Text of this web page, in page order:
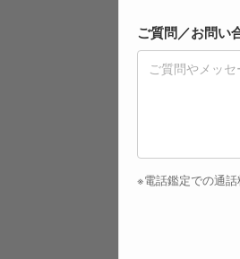
ご質問／お問い
※電話鑑定での通